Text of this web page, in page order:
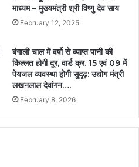
माध्यम – मुख्यमंत्री श्री विष्णु देव साय
February 12, 2025
बंगाली चाल में वर्षो से व्याप्त पानी की
किल्लत होगी दूर, वार्ड क्र. 15 एवं 09 में
पेयजल व्यवस्था होगी सुदृढ़: उद्योग मंत्री
लखनलाल देवांगन….
February 8, 2026